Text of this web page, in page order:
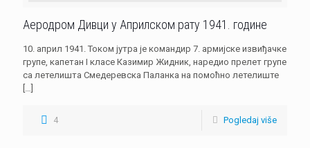
Аеродром Дивци у Априлском рату 1941. године
10. април 1941. Током јутра је командир 7. армијске извиђачке
групе, капетан I класе Казимир Жидник, наредио прелет групе
са летелишта Смедеревска Паланка на помоћно летелиште
[…]
4 Pogledaj više